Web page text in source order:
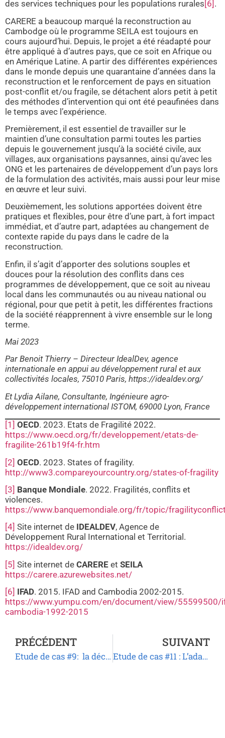
des services techniques pour les populations rurales [6] .
CARERE a beaucoup marqué la reconstruction au
Cambodge où le programme SEILA est toujours en
cours aujourd’hui. Depuis, le projet a été réadapté pour
être appliqué à d’autres pays, que ce soit en Afrique ou
en Amérique Latine. A partir des différentes expériences
dans le monde depuis une quarantaine d’années dans la
reconstruction et le renforcement de pays en situation
post-conflit et/ou fragile, se détachent alors petit à petit
des méthodes d’intervention qui ont été peaufinées dans
le temps avec l’expérience.
Premièrement, il est essentiel de travailler sur le
maintien d’une consultation parmi toutes les parties
depuis le gouvernement jusqu’à la société civile, aux
villages, aux organisations paysannes, ainsi qu’avec les
ONG et les partenaires de développement d’un pays lors
de la formulation des activités, mais aussi pour leur mise
en œuvre et leur suivi.
Deuxièmement, les solutions apportées doivent être
pratiques et flexibles, pour être d’une part, à fort impact
immédiat, et d’autre part, adaptées au changement de
contexte rapide du pays dans le cadre de la
reconstruction.
Enfin, il s’agit d’apporter des solutions souples et
douces pour la résolution des conflits dans ces
programmes de développement, que ce soit au niveau
local dans les communautés ou au niveau national ou
régional, pour que petit à petit, les différentes fractions
de la société réapprennent à vivre ensemble sur le long
terme.
Mai 2023
Par Benoit Thierry – Directeur IdealDev, agence
internationale en appui au développement rural et aux
collectivités locales, 75010 Paris, https://idealdev.org/
Et Lydia Ailane, Consultante, Ingénieure agro-
développement international ISTOM, 69000 Lyon, France
[1] OECD. 2023. Etats de Fragilité 2022.
https://www.oecd.org/fr/developpement/etats-de-
fragilite-261b19f4-fr.htm
[2] OECD. 2023. States of fragility.
http://www3.compareyourcountry.org/states-of-fragility
[3] Banque Mondiale. 2022. Fragilités, conflits et
violences.
https://www.banquemondiale.org/fr/topic/
[4] Site internet de IDEALDEV, Agence de
Développement Rural International et Territorial.
https://idealdev.org/
[5] Site internet de CARERE et SEILA
https://carere.azurewebsites.net/
[6] IFAD. 2015. IFAD and Cambodia 2002-2015.
https://www.yumpu.com/en/document/view/55599500/
cambodia-1992-2015
PRÉCÉDENT
Etude de cas #9: la décennie de l’agriculture familiale et les organisations paysannes dans le monde.
SUIVANT
Etude de cas #11 : L’adaptation au changement climatique par la gestion de l’eau et la réhabilitation des sols dans le Sahel